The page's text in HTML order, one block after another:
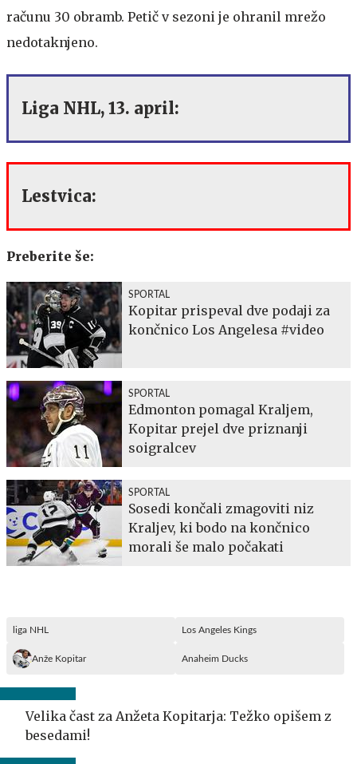
računu 30 obramb. Petič v sezoni je ohranil mrežo
nedotaknjeno.
Liga NHL, 13. april:
Lestvica:
Preberite še:
SPORTAL
Kopitar prispeval dve podaji za
končnico Los Angelesa #video
SPORTAL
Edmonton pomagal Kraljem,
Kopitar prejel dve priznanji
soigralcev
SPORTAL
Sosedi končali zmagoviti niz
Kraljev, ki bodo na končnico
morali še malo počakati
liga NHL Los Angeles Kings
Anže Kopitar Anaheim Ducks
Velika čast za Anžeta Kopitarja: Težko opišem z
besedami!